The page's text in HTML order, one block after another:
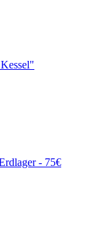
- 75€